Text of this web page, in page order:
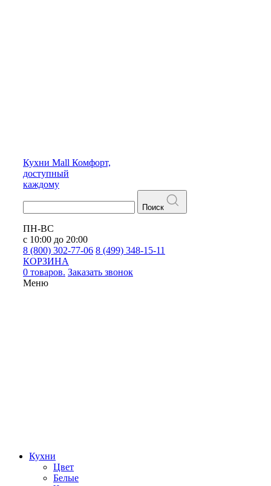
Кухни Mall Комфорт,
доступный
каждому
Поиск
ПН-ВС
с 10:00 до 20:00
8 (800) 302-77-06 8 (499) 348-15-11
КОРЗИНА
0 товаров. Заказать звонок
Меню
Кухни
Цвет
Белые